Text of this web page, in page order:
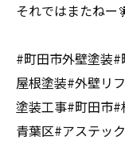
それではまたねー
#町田市外壁塗装
屋根塗装#外壁リ
塗装工事#町田市
青葉区#アステッ